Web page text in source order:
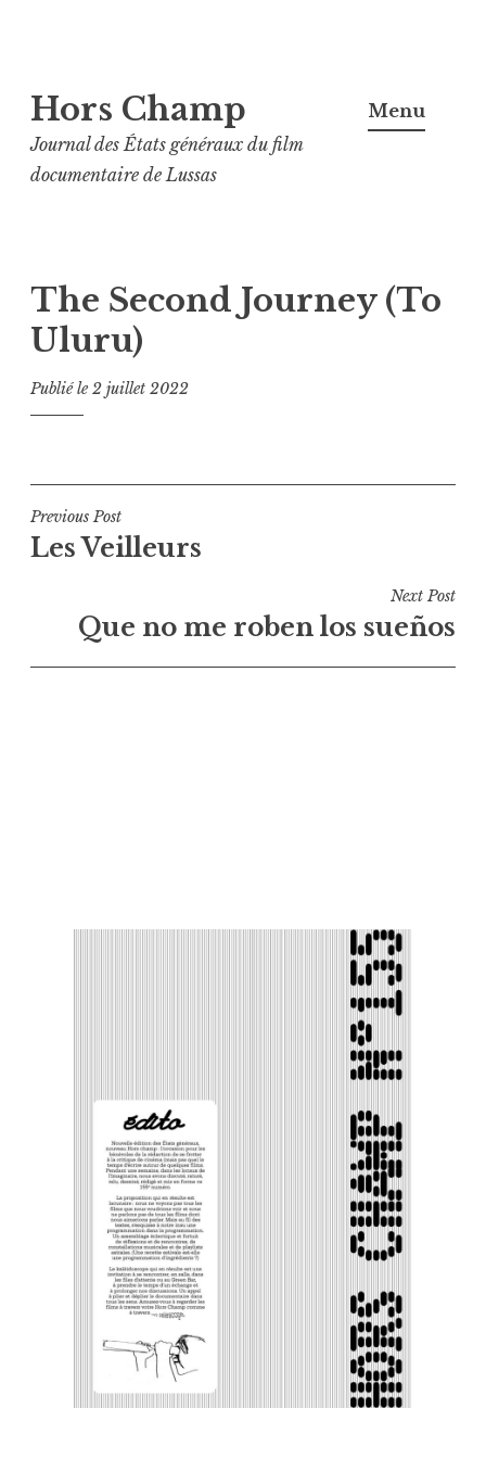
au
contenu
principal
Hors Champ
Journal des États généraux du film
documentaire de Lussas
Menu
The Second Journey (To
Uluru)
Publié le2 juillet 2022
Navigation
de
Previous Post
Les Veilleurs
Next Post
Que no me roben los sueños